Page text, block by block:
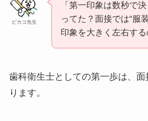
ピカコ先生
「第一印象は数秒で
ってた？面接では“服
印象を大きく左右する
歯科衛生士としての第一歩は、面
ります。